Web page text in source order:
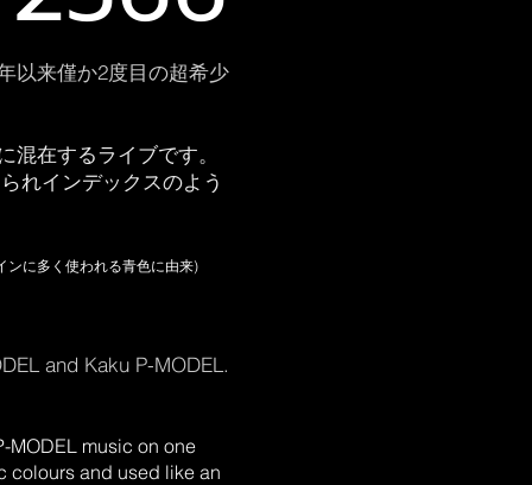
以来僅か2度目の超希少
在するライブです。
れインデックスのよう
ンに多く使われる青色に由来)
and Kaku P-MODEL.
MODEL music on one
colours and used like an